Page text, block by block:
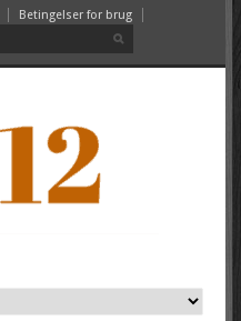
Betingelser for brug